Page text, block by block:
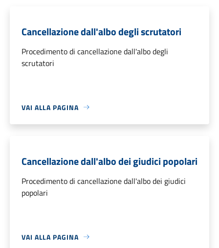
Cancellazione dall'albo degli scrutatori
Procedimento di cancellazione dall'albo degli
scrutatori
VAI ALLA PAGINA
Cancellazione dall'albo dei giudici popolari
Procedimento di cancellazione dall'albo dei giudici
popolari
VAI ALLA PAGINA